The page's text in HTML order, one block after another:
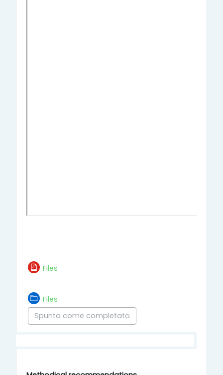
Files
FilesCartella
Spunta come completato